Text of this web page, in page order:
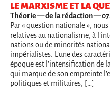
LE MARXISME ET LA
Théorie— de la rédaction —
Par « question nationale »,
relatives au nationalisme, à
nations ou de minorités
impérialistes. L’une des
époque est l’intensification de
qui marque de son empreinte
politiques et militaires, […]